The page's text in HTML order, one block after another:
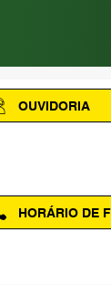
OUVIDORIA
HORÁRIO DE